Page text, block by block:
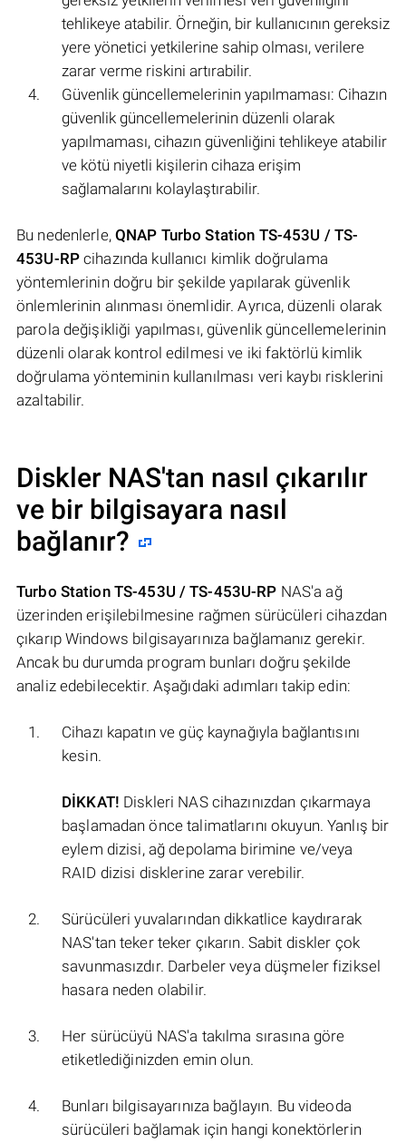
tehlikeye atabilir. Örneğin, bir kullanıcının gereksiz
yere yönetici yetkilerine sahip olması, verilere
zarar verme riskini artırabilir.
Güvenlik güncellemelerinin yapılmaması: Cihazın
güvenlik güncellemelerinin düzenli olarak
yapılmaması, cihazın güvenliğini tehlikeye atabilir
ve kötü niyetli kişilerin cihaza erişim
sağlamalarını kolaylaştırabilir.
Bu nedenlerle, QNAP Turbo Station TS-453U / TS-
453U-RPcihazında kullanıcı kimlik doğrulama
yöntemlerinin doğru bir şekilde yapılarak güvenlik
önlemlerinin alınması önemlidir. Ayrıca, düzenli olarak
parola değişikliği yapılması, güvenlik güncellemelerinin
düzenli olarak kontrol edilmesi ve iki faktörlü kimlik
doğrulama yönteminin kullanılması veri kaybı risklerini
azaltabilir.
Diskler NAS'tan nasıl çıkarılır
ve bir bilgisayara nasıl
bağlanır?
Turbo Station TS-453U / TS-453U-RP NAS'a ağ
üzerinden erişilebilmesine rağmen sürücüleri cihazdan
çıkarıp Windows bilgisayarınıza bağlamanız gerekir.
Ancak bu durumda program bunları doğru şekilde
analiz edebilecektir. Aşağıdaki adımları takip edin:
Cihazı kapatın ve güç kaynağıyla bağlantısını
kesin.
DİKKAT! Diskleri NAS cihazınızdan çıkarmaya
başlamadan önce talimatlarını okuyun. Yanlış bir
eylem dizisi, ağ depolama birimine ve/veya
RAID dizisi disklerine zarar verebilir.
Sürücüleri yuvalarından dikkatlice kaydırarak
NAS'tan teker teker çıkarın. Sabit diskler çok
savunmasızdır. Darbeler veya düşmeler fiziksel
hasara neden olabilir.
Her sürücüyü NAS'a takılma sırasına göre
etiketlediğinizden emin olun.
Bunları bilgisayarınıza bağlayın. Bu videoda
sürücüleri bağlamak için hangi konektörlerin